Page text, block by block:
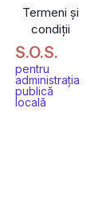
Termeni și
condiții
S.O.S.
pentru
administrația
publică
locală